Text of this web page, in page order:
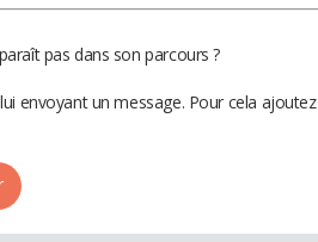
pas dans son parcours ?
envoyant un message. Pour cela ajoutez